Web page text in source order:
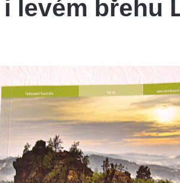
levém břehu